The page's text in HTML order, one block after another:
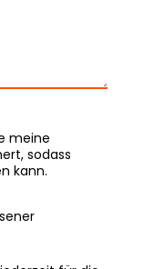
meine
sodass
kann.